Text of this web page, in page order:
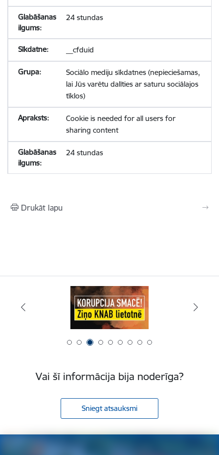
24 stundas
__cfduid
Sociālo mediju sīkdatnes (nepieciešamas,
lai Jūs varētu dalīties ar saturu sociālajos
tīklos)
Cookie is needed for all users for
sharing content
24 stundas
Drukāt lapu
Vai šī informācija bija noderīga?
Sniegt atsauksmi